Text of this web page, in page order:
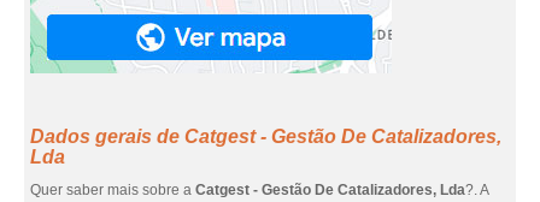
Dados gerais de Catgest - Gestão De Catalizadores,
Lda
Quer saber mais sobre a Catgest - Gestão De Catalizadores, Lda?. A